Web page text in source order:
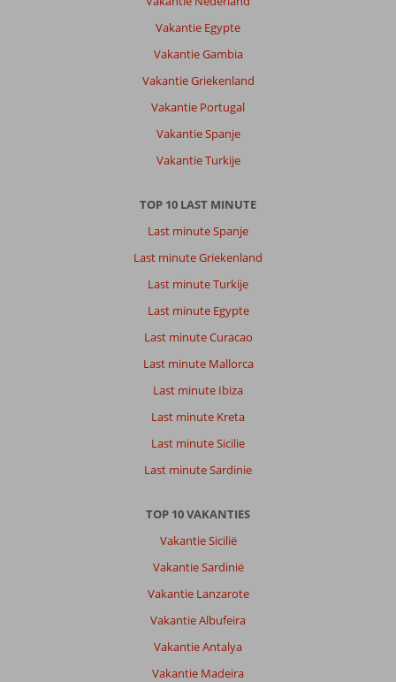
Vakantie Egypte
Vakantie Gambia
Vakantie Griekenland
Vakantie Portugal
Vakantie Spanje
Vakantie Turkije
TOP 10 LAST MINUTE
Last minute Spanje
Last minute Griekenland
Last minute Turkije
Last minute Egypte
Last minute Curacao
Last minute Mallorca
Last minute Ibiza
Last minute Kreta
Last minute Sicilie
Last minute Sardinie
TOP 10 VAKANTIES
Vakantie Sicilië
Vakantie Sardinië
Vakantie Lanzarote
Vakantie Albufeira
Vakantie Antalya
Vakantie Madeira